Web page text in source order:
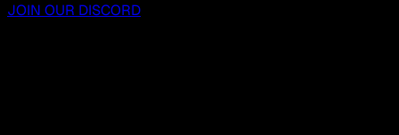
JOIN OUR DISCORD